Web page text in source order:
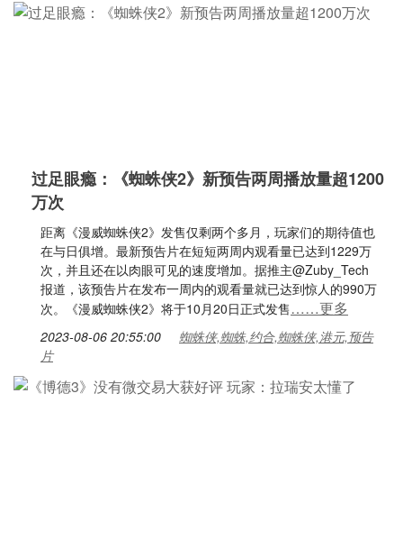
过足眼瘾：《蜘蛛侠2》新预告两周播放量超1200
万次
距离《漫威蜘蛛侠2》发售仅剩两个多月，玩家们的期待值也
在与日俱增。最新预告片在短短两周内观看量已达到1229万
次，并且还在以肉眼可见的速度增加。据推主@Zuby_Tech
报道，该预告片在发布一周内的观看量就已达到惊人的990万
次。《漫威蜘蛛侠2》将于10月20日正式发售……更多
2023-08-06 20:55:00
蜘蛛侠,蜘蛛,约合,蜘蛛侠,港元,预告
片